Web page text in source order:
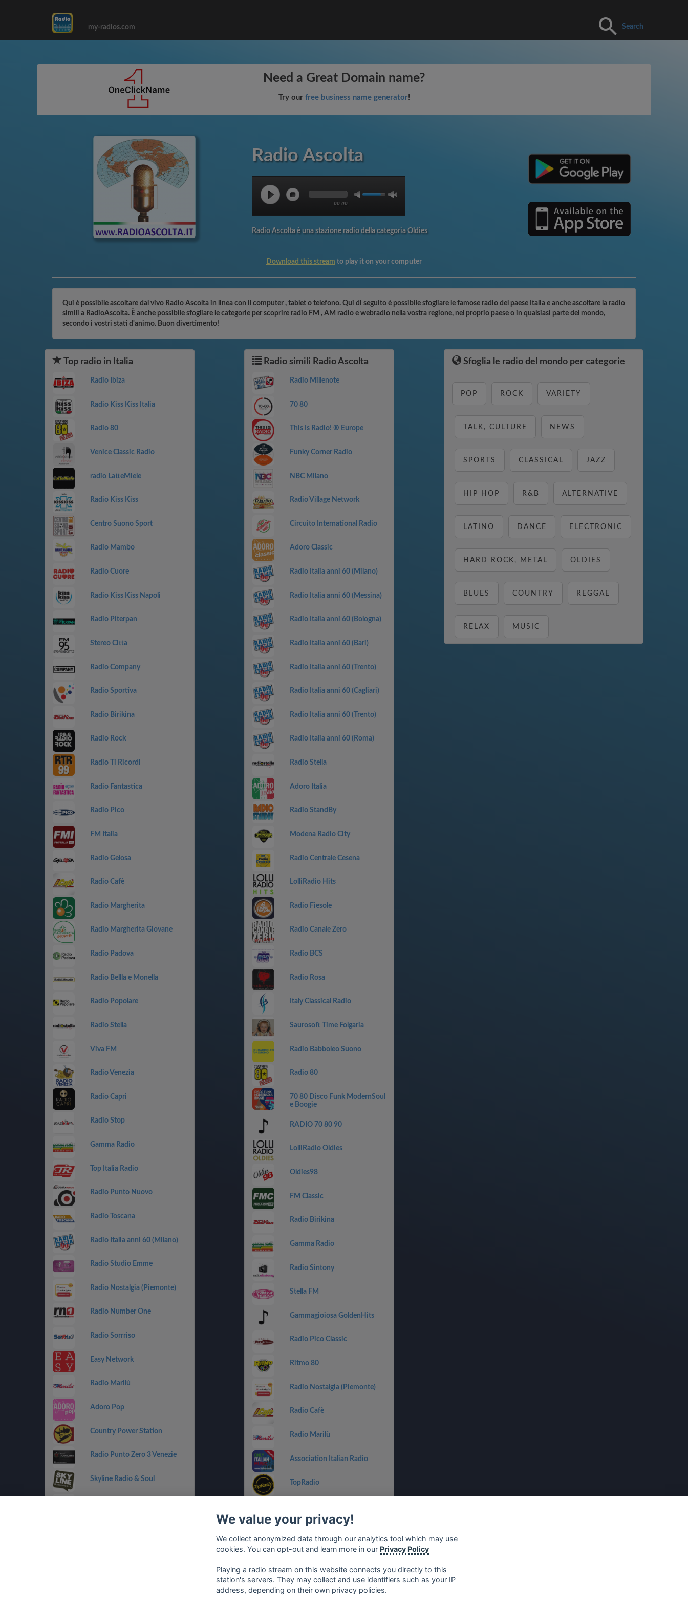
my-radios.com Search
Need a Great Domain name?
Try our free business name generator!
Radio Ascolta
00:00
Radio Ascolta è una stazione radio della categoria Oldies
Download this stream to play it on your computer
Qui è possibile ascoltare dal vivo Radio Ascolta in linea con il computer , tablet o telefono. Qui di seguito è possibile sfogliare le famose radio del paese Italia e anche ascoltare la radio
simili a RadioAscolta. È anche possibile sfogliare le categorie per scoprire radio FM , AM radio e webradio nella vostra regione, nel proprio paese o in qualsiasi parte del mondo,
secondo i vostri stati d'animo. Buon divertimento!
Top radio in Italia
Radio Ibiza
Radio Kiss Kiss Italia
Radio 80
Venice Classic Radio
radio LatteMiele
Radio Kiss Kiss
Centro Suono Sport
Radio Mambo
Radio Cuore
Radio Kiss Kiss Napoli
Radio Piterpan
Stereo Citta
Radio Company
Radio Sportiva
Radio Birikina
Radio Rock
Radio Ti Ricordi
Radio Fantastica
Radio Pico
FM Italia
Radio Gelosa
Radio Cafè
Radio Margherita
Radio Margherita Giovane
Radio Padova
Radio Bellla e Monella
Radio Popolare
Radio Stella
Viva FM
Radio Venezia
Radio Capri
Radio Stop
Gamma Radio
Top Italia Radio
Radio Punto Nuovo
Radio Toscana
Radio Italia anni 60 (Milano)
Radio Studio Emme
Radio Nostalgia (Piemonte)
Radio Number One
Radio Sorrriso
Easy Network
Radio Marilù
Adoro Pop
Country Power Station
Radio Punto Zero 3 Venezie
Skyline Radio & Soul
Radio simili Radio Ascolta
Radio Millenote
70 80
This Is Radio! ® Europe
Funky Corner Radio
NBC Milano
Radio Village Network
Circuito International Radio
Adoro Classic
Radio Italia anni 60 (Milano)
Radio Italia anni 60 (Messina)
Radio Italia anni 60 (Bologna)
Radio Italia anni 60 (Bari)
Radio Italia anni 60 (Trento)
Radio Italia anni 60 (Cagliari)
Radio Italia anni 60 (Trento)
Radio Italia anni 60 (Roma)
Radio Stella
Adoro Italia
Radio StandBy
Modena Radio City
Radio Centrale Cesena
LolliRadio Hits
Radio Fiesole
Radio Canale Zero
Radio BCS
Radio Rosa
Italy Classical Radio
Saurosoft Time Folgaria
Radio Babboleo Suono
Radio 80
70 80 Disco Funk ModernSoul
e Boogie
RADIO 70 80 90
LolliRadio Oldies
Oldies98
FM Classic
Radio Birikina
Gamma Radio
Radio Sintony
Stella FM
Gammagioiosa GoldenHits
Radio Pico Classic
Ritmo 80
Radio Nostalgia (Piemonte)
Radio Cafè
Radio Marilù
Association Italian Radio
TopRadio
ViVa La Radio! ® Il Grande
Sfoglia le radio del mondo per categorie
POP ROCK VARIETY
TALK, CULTURE NEWS
SPORTS CLASSICAL JAZZ
HIP HOP R&B ALTERNATIVE
LATINO DANCE ELECTRONIC
HARD ROCK, METAL OLDIES
BLUES COUNTRY REGGAE
RELAX MUSIC
We value your privacy!
We collect anonymized data through our analytics tool which may use
cookies. You can opt-out and learn more in our Privacy Policy
Playing a radio stream on this website connects you directly to this
station's servers. They may collect and use identifiers such as your IP
address, depending on their own privacy policies.